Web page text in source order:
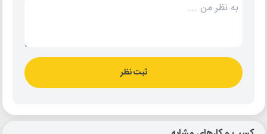
ثبت نظر